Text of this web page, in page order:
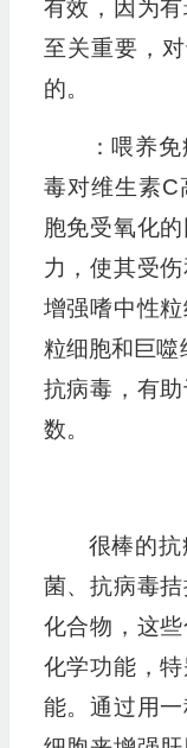
有效，因为
至关重要，
的。
：喂养
毒对维生素C
胞免受氧化
力，使其受
增强嗜中性
粒细胞和巨噬
抗病毒，有
数。
很棒的
菌、抗病毒
化合物，这
化学功能，
能。通过用